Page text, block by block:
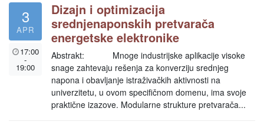
3
APR
17:00
-
19:00
Dizajn i optimizacija
srednjenaponskih pretvarača
energetske elektronike
Abstrakt: Mnoge industrijske aplikacije visoke
snage zahtevaju rešenja za konverziju srednjeg
napona i obavljanje istraživačkih aktivnosti na
univerzitetu, u ovom specifičnom domenu, ima svoje
praktične izazove. Modularne strukture pretvarača...